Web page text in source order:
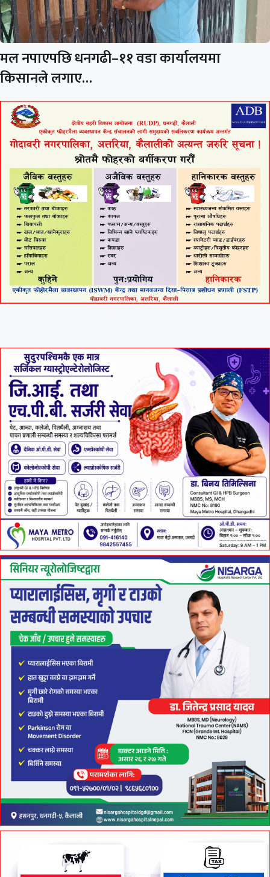
मल नपाएपछि धनगढी–११ वडा कार्यालयमा
किसानले लगाए…